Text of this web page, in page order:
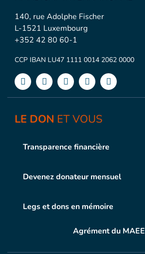
140, rue Adolphe Fischer
L-1521 Luxembourg
+352 42 80 60-1
CCP IBAN LU47 1111 0014 2062 0000
LE DON ET VOUS
Transparence financière
Devenez donateur mensuel
Legs et dons en mémoire
Agrément du MAEE